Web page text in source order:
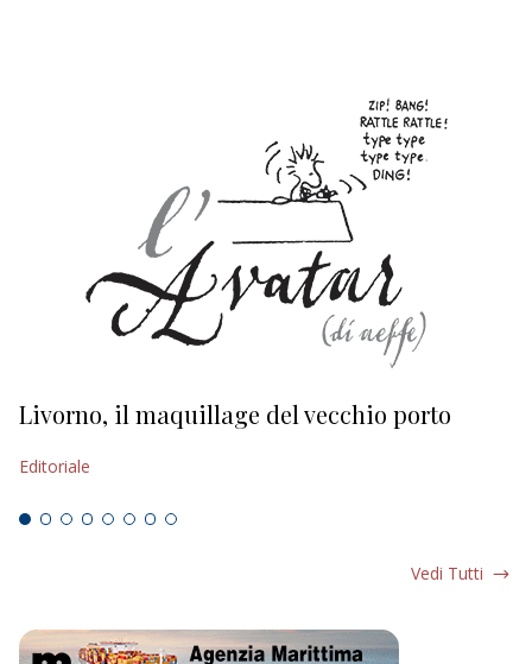
Livorno, il maquillage del vecchio porto
Editoriale
Vedi Tutti